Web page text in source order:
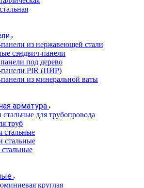
из нержавеющей стали
сэндвич-панели
под дерево
PIR (ПИР)
из минеральной ваты
арматура
стальные для трубопровода
труб
стальные
стальные
круглая